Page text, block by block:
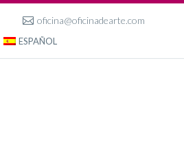
oficina@oficinadearte.com
ESPAÑOL